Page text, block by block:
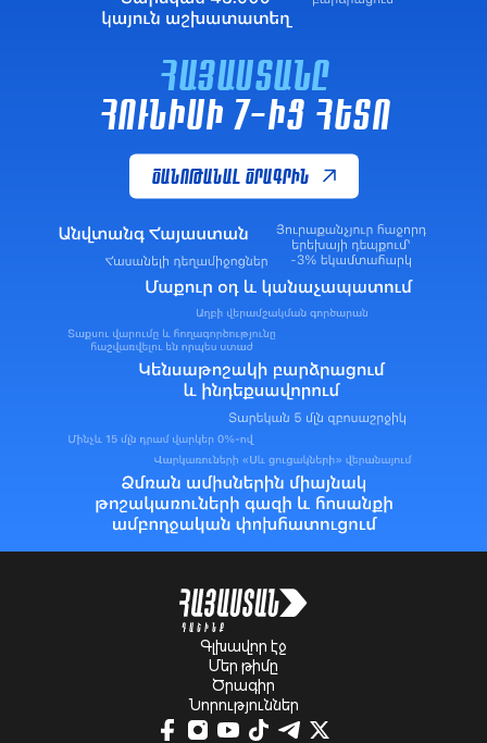
ՀԱՅԱՍՏԱՆԸ
ՀՈՒՆԻՍԻ 7-ԻՑ ՀԵՏՈ
ԾԱՆՈԹԱՆԱԼ ԾՐԱԳՐԻՆ
Գլխավոր էջ
Մեր թիմը
Ծրագիր
Նորություններ